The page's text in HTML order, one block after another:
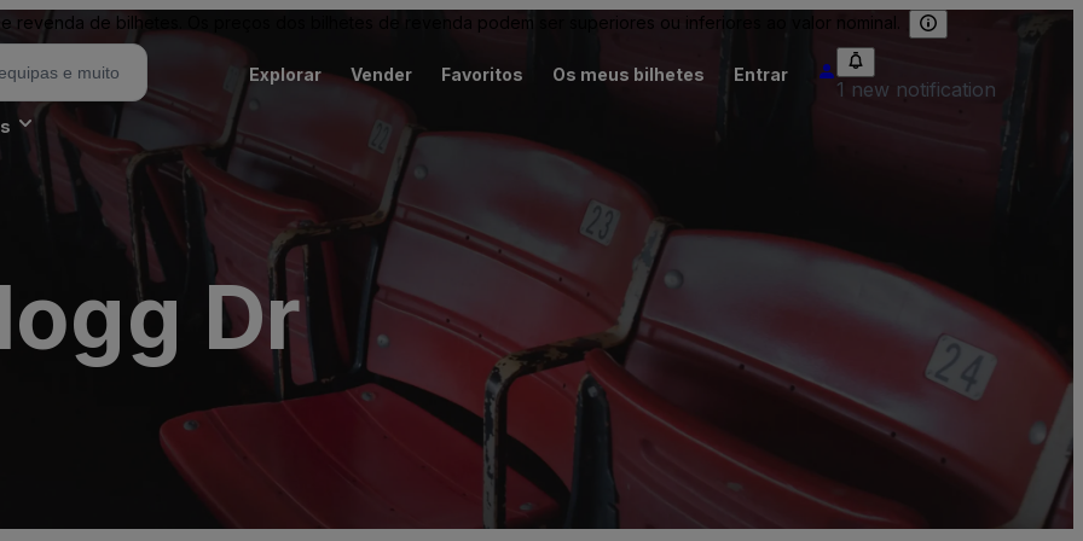
revenda de bilhetes. Os preços dos bilhetes de revenda podem ser superiores ou inferiores ao valor nominal.
Explorar Vender Favoritos Os meus bilhetes Entrar
1 new notification
Dr